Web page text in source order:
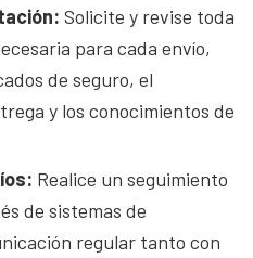
Solicite y revise toda
para cada envío,
de seguro, el
y los conocimientos de
Realice un seguimiento
de sistemas de
regular tanto con